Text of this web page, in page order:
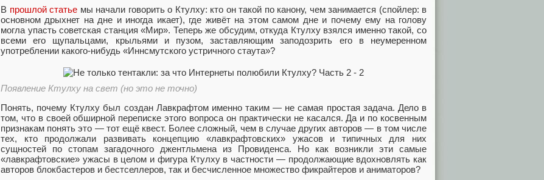
В прошлой статье мы начали говорить о Ктулху: кто он такой по канону, чем занимается (спойлер: в
основном дрыхнет на дне и иногда икает), где живёт на этом самом дне и почему ему на голову
могла упасть советская станция «Мир». Теперь же обсудим, откуда Ктулху взялся именно такой, со
всеми его щупальцами, крыльями и пузом, заставляющим заподозрить его в неумеренном
употреблении какого-нибудь «Иннсмутского устричного стаута»?
Появление Ктулху на свет (но это не точно)
Понять, почему Ктулху был создан Лавкрафтом именно таким — не самая простая задача. Дело в
том, что в своей обширной переписке этого вопроса он практически не касался. Да и по косвенным
признакам понять это — тот ещё квест. Более сложный, чем в случае других авторов — в том числе
тех, кто продолжали развивать концепцию «лавкрафтовских» ужасов и типичных для них
сущностей по стопам загадочного джентльмена из Провиденса. Но как возникли эти самые
«лавкрафтовские» ужасы в целом и фигура Ктулху в частности — продолжающие вдохновлять как
авторов блокбастеров и бестселлеров, так и бесчисленное множество фикрайтеров и аниматоров?